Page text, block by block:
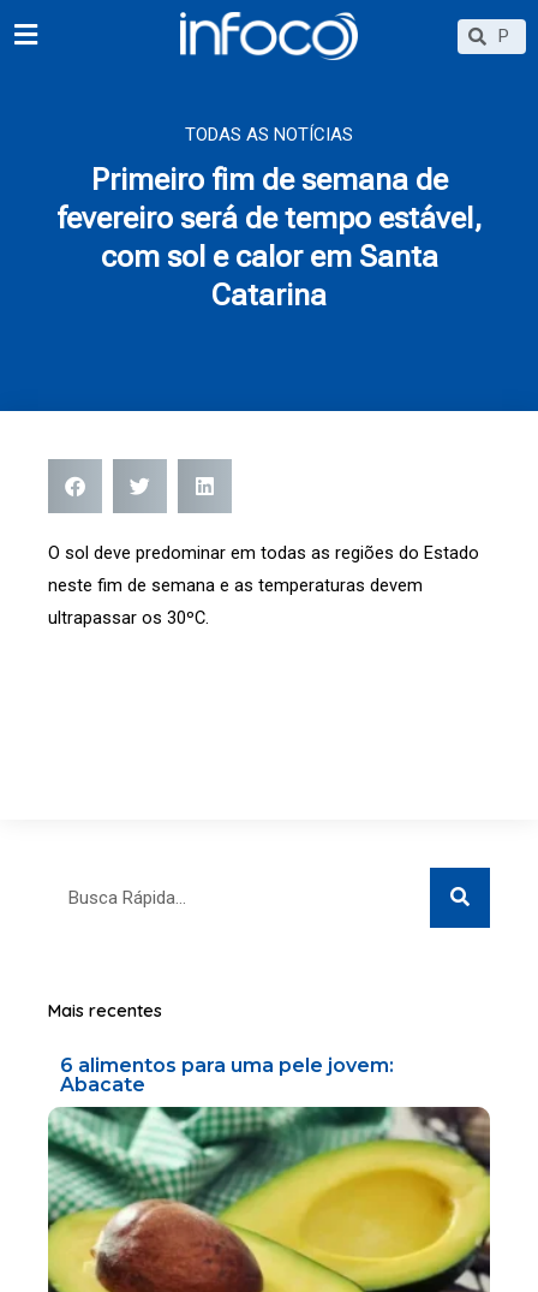
para
Search
TODAS AS NOTÍCIAS
Primeiro fim de semana de
fevereiro será de tempo estável,
com sol e calor em Santa
Catarina
O sol deve predominar em todas as regiões do Estado
neste fim de semana e as temperaturas devem
ultrapassar os 30ºC.
Search
Mais recentes
6 alimentos para uma pele jovem:
Abacate